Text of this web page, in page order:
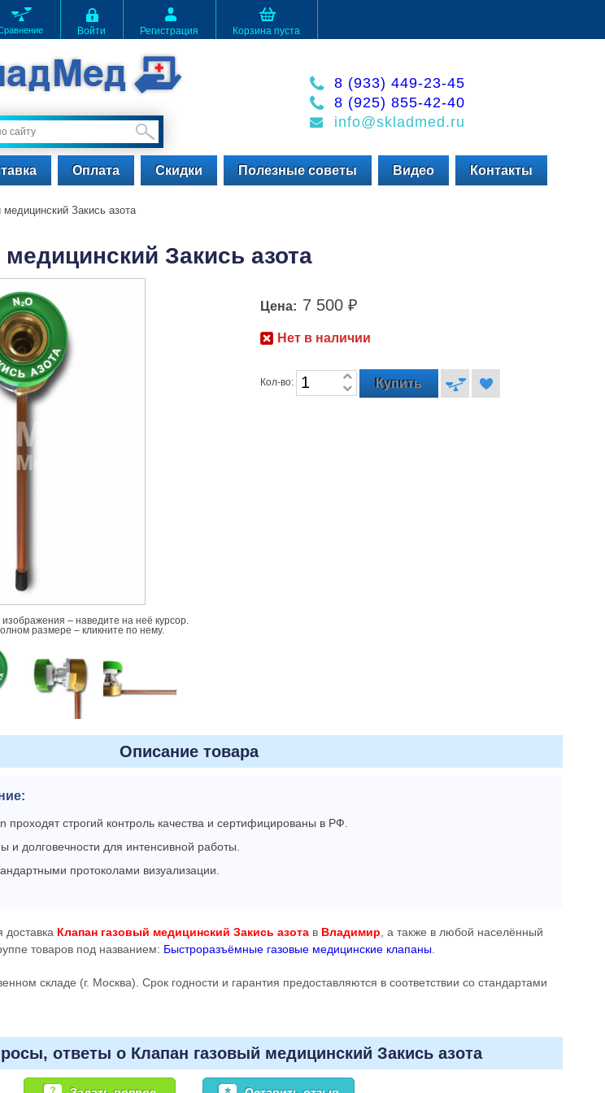
Войти Регистрация Корзина пуста
8 (933) 449-23-45
8 (925) 855-42-40
info@skladmed.ru
Оплата Скидки Полезные советы Видео Контакты
медицинский Закись азота
Закись азота
– наведите на неё курсор.
размере – кликните по нему.
Цена: 7 500 ₽
Нет в наличии
Кол-во:
Описание товара
строгий контроль качества и сертифицированы в РФ.
и долговечности для интенсивной работы.
протоколами визуализации.
Клапан газовый медицинский Закись азота в Владимир , а также в любой населённый
товаров под названием: Быстроразъёмные газовые медицинские клапаны
складе (г. Москва). Срок годности и гарантия предоставляются в соответствии со стандартами
ответы о Клапан газовый медицинский Закись азота